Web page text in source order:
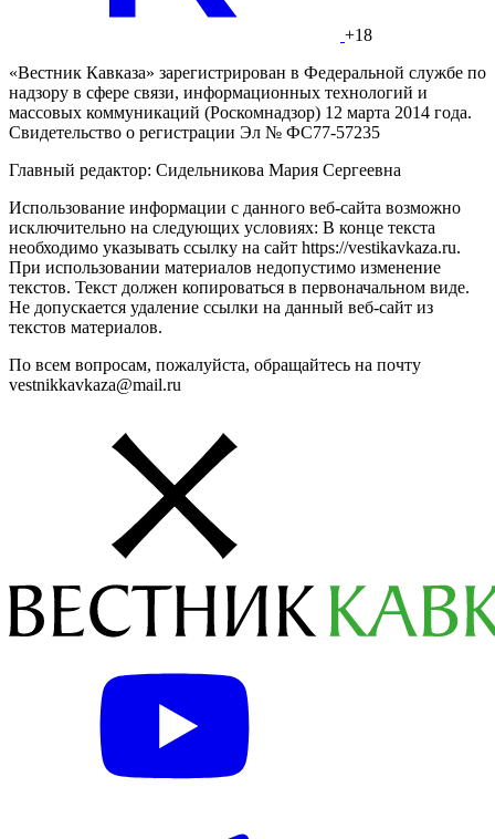
+18
«Вестник Кавказа» зарегистрирован в Федеральной службе по
надзору в сфере связи, информационных технологий и
массовых коммуникаций (Роскомнадзор) 12 марта 2014 года.
Свидетельство о регистрации Эл № ФС77-57235
Главный редактор: Сидельникова Мария Сергеевна
Использование информации с данного веб-сайта возможно
исключительно на следующих условиях: В конце текста
необходимо указывать ссылку на сайт https://vestikavkaza.ru.
При использовании материалов недопустимо изменение
текстов. Текст должен копироваться в первоначальном виде.
Не допускается удаление ссылки на данный веб-сайт из
текстов материалов.
По всем вопросам, пожалуйста, обращайтесь на почту
vestnikkavkaza@mail.ru